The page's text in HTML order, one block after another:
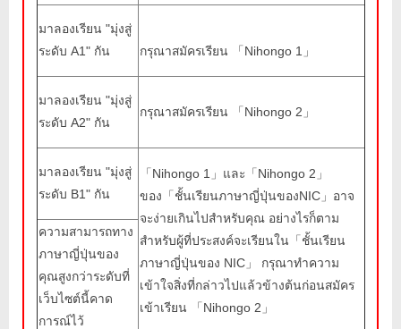
มาลองเรียน "มุ่งสู่
ระดับ A1" กัน
กรุณาสมัครเรียน 「Nihongo 1」
มาลองเรียน "มุ่งสู่
ระดับ A2" กัน
กรุณาสมัครเรียน 「Nihongo 2」
มาลองเรียน "มุ่งสู่
ระดับ B1" กัน
「Nihongo 1」และ「Nihongo 2」
ของ「ชั้นเรียนภาษาญี่ปุ่นของNIC」อาจ
จะง่ายเกินไปสำหรับคุณ อย่างไรก็ตาม
สำหรับผู้ที่ประสงค์จะเรียนใน「ชั้นเรียน
ภาษาญี่ปุ่นของ NIC」 กรุณาทำความ
เข้าใจสิ่งที่กล่าวไปแล้วข้างต้นก่อนสมัคร
เข้าเรียน 「Nihongo 2」
ความสามารถทาง
ภาษาญี่ปุ่นของ
คุณสูงกว่าระดับที่
เว็บไซต์นี้คาด
การณ์ไว้